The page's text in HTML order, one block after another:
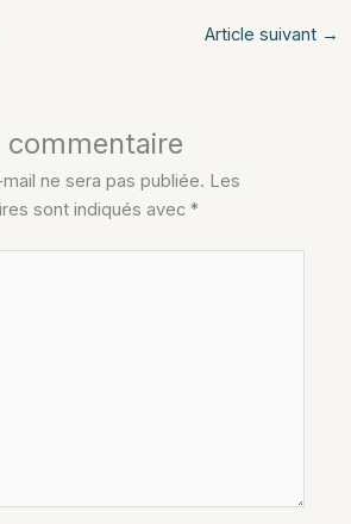
Article suivant →
commentaire
ne sera pas publiée. Les
sont indiqués avec*